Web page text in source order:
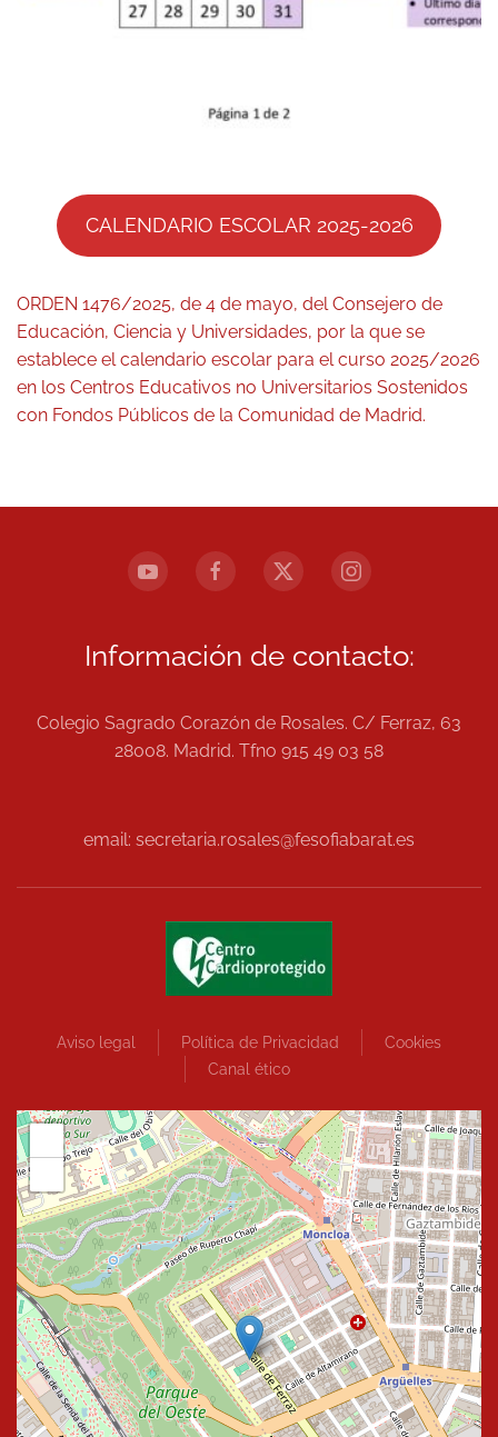
CALENDARIO ESCOLAR 2025-2026
ORDEN 1476/2025, de 4 de mayo, del Consejero de
Educación, Ciencia y Universidades, por la que se
establece el calendario escolar para el curso 2025/2026
en los Centros Educativos no Universitarios Sostenidos
con Fondos Públicos de la Comunidad de Madrid.
Información de contacto:
Colegio Sagrado Corazón de Rosales. C/ Ferraz, 63
28008. Madrid. Tfno 915 49 03 58
email: secretaria.rosales@fesofiabarat.es
Aviso legal Política de Privacidad
Cookies
Canal ético